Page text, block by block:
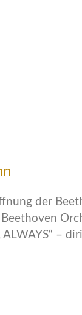
der
ALWAYS“ –